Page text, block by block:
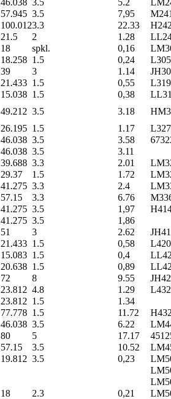
57.945 3.5 7,95
100.0123.3 22.33
21.5 2 1.28
18 spkl. 0,16
18.258 1.5 0,24
39 3 1.14
21.433 1.5 0,55
15.038 1.5 0,38
49.212 3.5 3.18
26.195 1.5 1.17
46.038 3.5 3.58
46.038 3.5
3.11
39.688 3.3 2.01
29.37 1.5 1.72
41.275 3.3 2.4
57.15 3.3 6.76
41.275 3.5 1,97
41.275 3.5
1,86
51 3 2.62
21.433 1.5 0,58
15.083 1.5 0,4
20.638 1.5 0,89
72 8 9.55
23.812 4.8 1.29
23.812 1.5
1.34
77.778 1.5 11.72
46.038 3.5 6.22
80 5 17.17
57.15 3.5 10.52
19.812 3.5 0,23
18 2.3 0,21